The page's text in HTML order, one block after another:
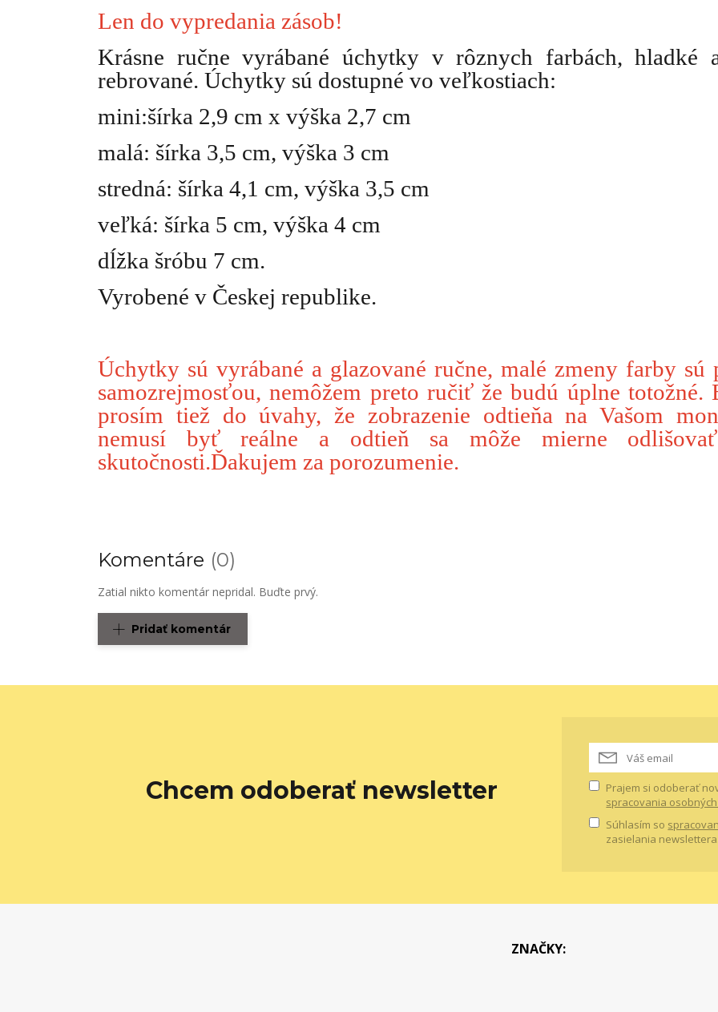
Len do vypredania zásob!
Krásne ručne vyrábané úchytky v rôznych farbách, hladké
rebrované. Úchytky sú dostupné vo veľkostiach:
mini:šírka 2,9 cm x výška 2,7 cm
malá: šírka 3,5 cm, výška 3 cm
stredná: šírka 4,1 cm, výška 3,5 cm
veľká: šírka 5 cm, výška 4 cm
dĺžka šróbu 7 cm.
Vyrobené v Českej republike.
Úchytky sú vyrábané a glazované ručne, malé zmeny farby sú
samozrejmosťou, nemôžem preto ručiť že budú úplne totožné.
prosím tiež do úvahy, že zobrazenie odtieňa na Vašom
nemusí byť reálne a odtieň sa môže mierne
skutočnosti.Ďakujem za porozumenie.
Komentáre 0
Zatial nikto komentár nepridal. Buďte prvý.
Pridať komentár
Chcem odoberať newsletter
Prajem si odoberať
spracovania
Súhlasím so
zasielania
ZNAČKY: